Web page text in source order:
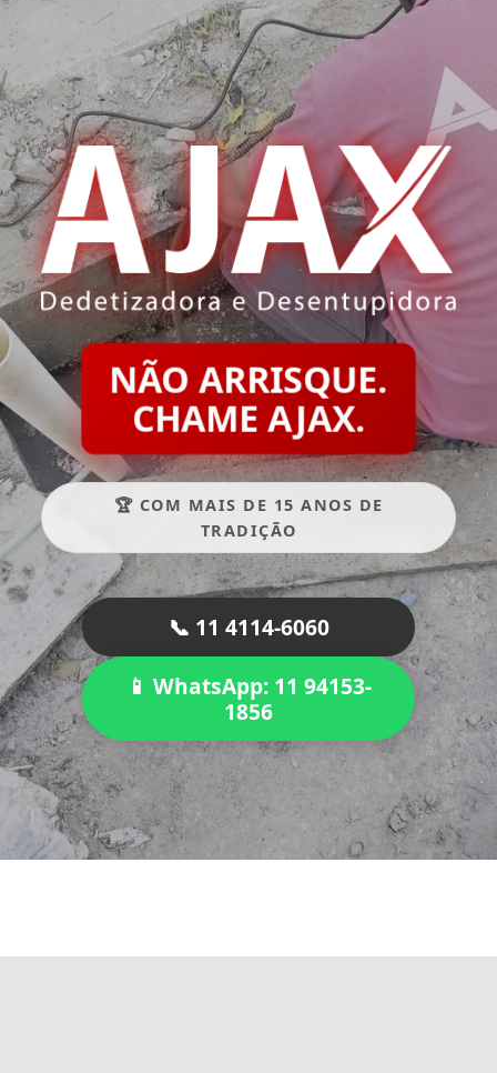
NÃO ARRISQUE.
CHAME AJAX.
🏆 COM MAIS DE 15 ANOS DE
TRADIÇÃO
📞 11 4114-6060
📱 WhatsApp: 11 94153-
1856